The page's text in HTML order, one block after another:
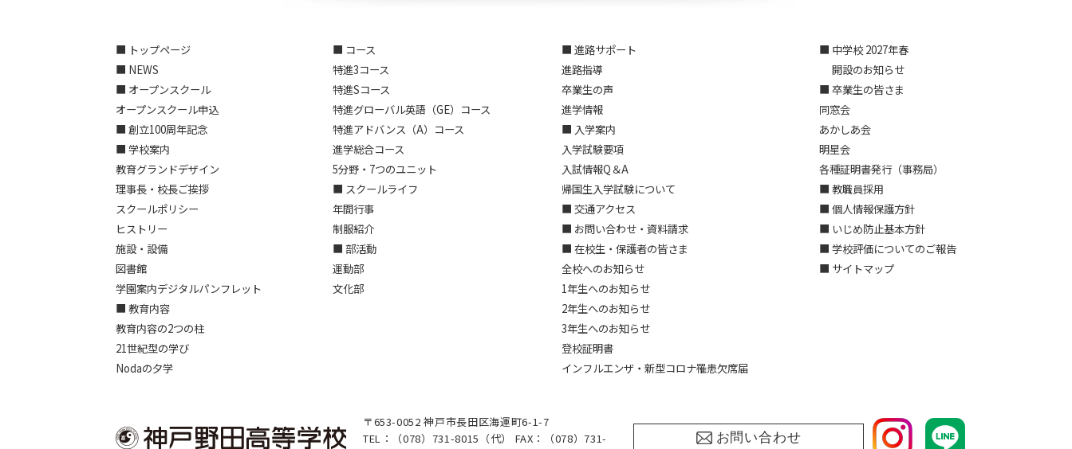
■ トップページ
■ NEWS
■ オープンスクール
オープンスクール申込
■ 創立100周年記念
■ 学校案内
教育グランドデザイン
理事長・校長ご挨拶
スクールポリシー
ヒストリー
施設・設備
図書館
学園案内デジタルパンフレット
■ 教育内容
教育内容の2つの柱
21世紀型の学び
Nodaの夕学
■ コース
特進3コース
特進Sコース
特進グローバル英語（GE）コース
特進アドバンス（A）コース
進学総合コース
5分野・7つのユニット
■ スクールライフ
年間行事
制服紹介
■ 部活動
運動部
文化部
■ 進路サポート
進路指導
卒業生の声
進学情報
■ 入学案内
入学試験要項
入試情報Q＆A
帰国生入学試験について
■ 交通アクセス
■ お問い合わせ・資料請求
■ 在校生・保護者の皆さま
全校へのお知らせ
1年生へのお知らせ
2年生へのお知らせ
3年生へのお知らせ
登校証明書
インフルエンザ・新型コロナ罹患欠席届
■ 中学校 2027年春
開設のお知らせ
■ 卒業生の皆さま
同窓会
あかしあ会
明星会
各種証明書発行（事務局）
■ 教職員採用
■ 個人情報保護方針
■ いじめ防止基本方針
■ 学校評価についてのご報告
■ サイトマップ
〒653-0052 神戸市長田区海運町6-1-7
TEL：（078）731-8015（代） FAX：（078）731-
お問い合わせ